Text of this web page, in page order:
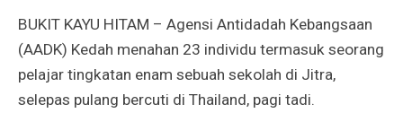
BUKIT KAYU HITAM – Agensi Antidadah Kebangsaan
(AADK) Kedah menahan 23 individu termasuk seorang
pelajar tingkatan enam sebuah sekolah di Jitra,
selepas pulang bercuti di Thailand, pagi tadi.